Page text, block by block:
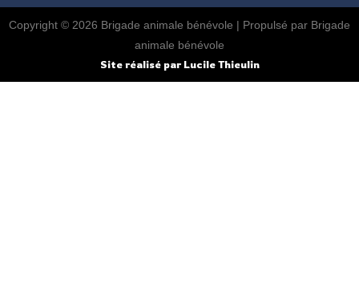
Copyright © 2026 Brigade animale bénévole | Propulsé par Brigade
animale bénévole
Site réalisé par Lucile Thieulin